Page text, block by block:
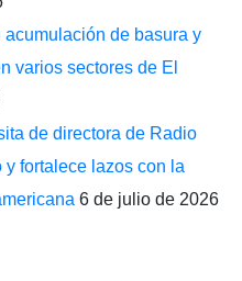
de basura y
varios sectores de El
de directora de Radio
fortalece lazos con la
6 de julio de 2026